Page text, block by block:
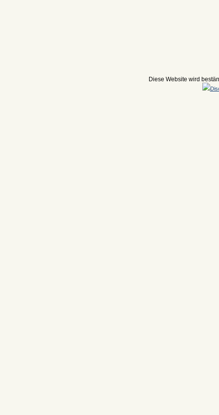
Diese Website wird